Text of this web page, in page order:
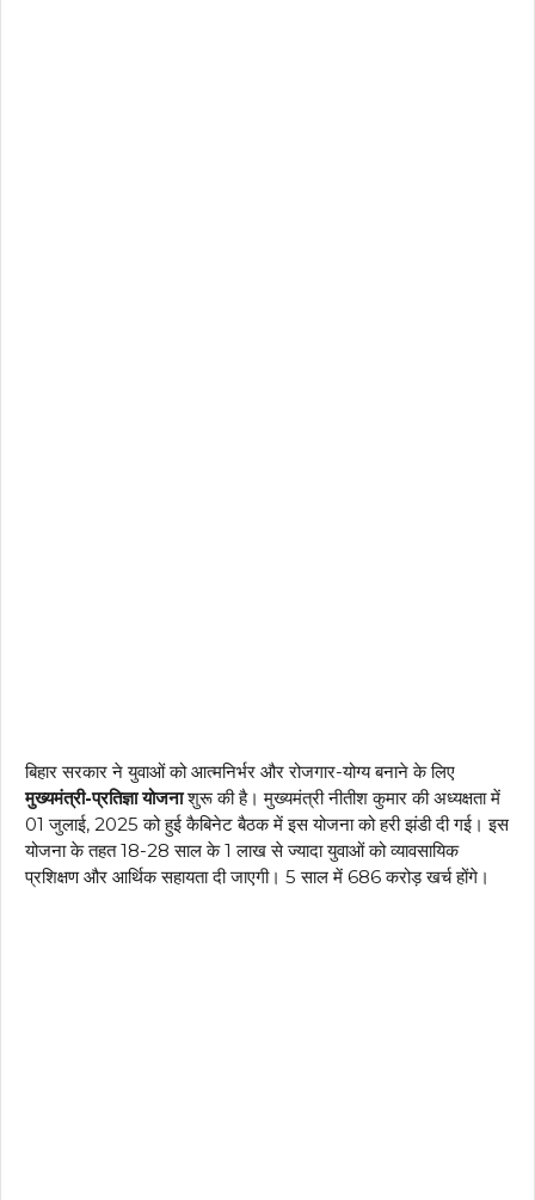
बिहार सरकार ने युवाओं को आत्मनिर्भर और रोजगार-योग्य बनाने के लिए
मुख्यमंत्री-प्रतिज्ञा योजनाशुरू की है। मुख्यमंत्री नीतीश कुमार की अध्यक्षता में
01 जुलाई, 2025 को हुई कैबिनेट बैठक में इस योजना को हरी झंडी दी गई। इस
योजना के तहत 18-28 साल के 1 लाख से ज्यादा युवाओं को व्यावसायिक
प्रशिक्षण और आर्थिक सहायता दी जाएगी। 5 साल में ₹686 करोड़ खर्च होंगे।